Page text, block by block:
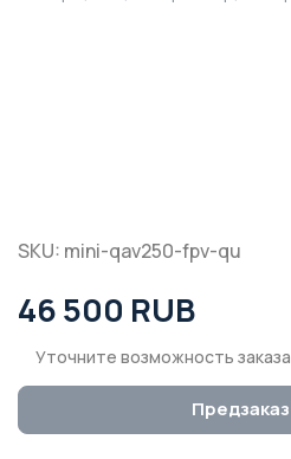
SKU: mini-qav250-fpv-qu
46 500 RUB
Уточните возможность заказа
Предзаказ